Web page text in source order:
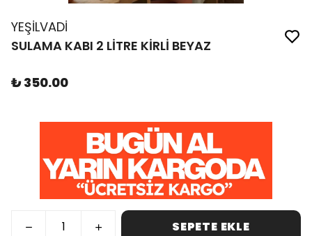
YEŞİLVADİ
SULAMA KABI 2 LİTRE KİRLİ BEYAZ
₺ 350.00
SEPETE EKLE